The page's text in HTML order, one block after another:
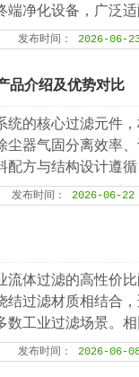
端净化设备，广泛
备、液压传动等工
备防护的核心配套
工况稳定、运维流程
发布时间： 2026-06-
品介绍及优势对比
统的核心过滤元件
尘器气固分离效率
配方与结构设计遵
，适配工业常态化
发布时间： 2026-06-22
流体过滤的高性价
过滤材质相结合，
工业过滤场景。相
*耐用、适配范围*
需
发布时间： 2026-06-